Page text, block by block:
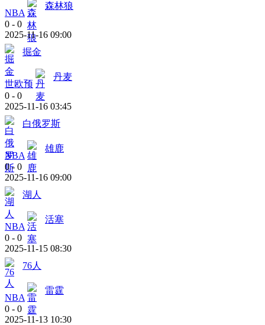
NBA
森林狼
0 - 0
2025-11-16 09:00
掘金
世欧预
丹麦
0 - 0
2025-11-16 03:45
白俄罗斯
NBA
雄鹿
0 - 0
2025-11-16 09:00
湖人
NBA
活塞
0 - 0
2025-11-15 08:30
76人
NBA
雷霆
0 - 0
2025-11-13 10:30